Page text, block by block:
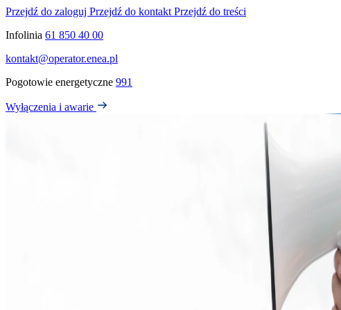
Przejdź do zaloguj Przejdź do kontakt Przejdź do treści
Infolinia 61 850 40 00
kontakt@operator.enea.pl
Pogotowie energetyczne 991
Wyłączenia i awarie